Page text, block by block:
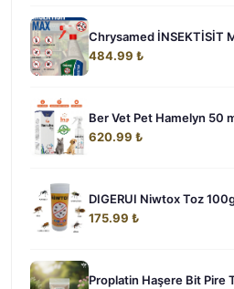
Chrysamed İNSEKTİSİT
484.99 ₺
Ber Vet Pet Hamelyn 50
620.99 ₺
DIGERUI Niwtox Toz
175.99 ₺
Proplatin Haşere Bit Pire